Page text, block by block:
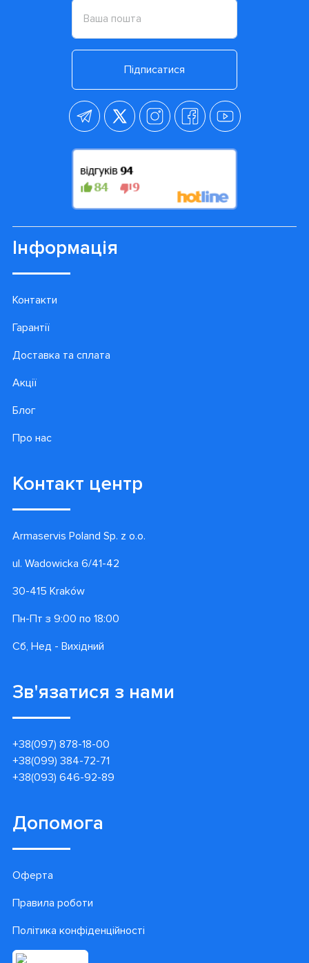
Підписатися
Інформація
Контакти
Гарантії
Доставка та сплата
Акції
Блог
Про нас
Контакт центр
Armaservis Poland Sp. z o.o.
ul. Wadowicka 6/41-42
30-415 Kraków
Пн-Пт з 9:00 по 18:00
Сб, Нед - Вихідний
Зв'язатися з нами
+38(097) 878-18-00
+38(099) 384-72-71
+38(093) 646-92-89
Допомога
Оферта
Правила роботи
Політика конфіденційності